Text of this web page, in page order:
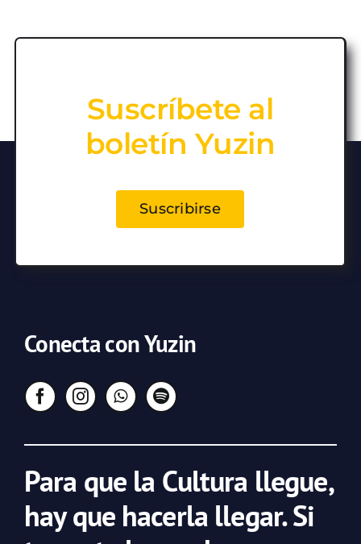
Suscríbete al
boletín Yuzin
Suscribirse
Conecta con Yuzin
Para que la Cultura llegue,
hay que hacerla llegar. Si